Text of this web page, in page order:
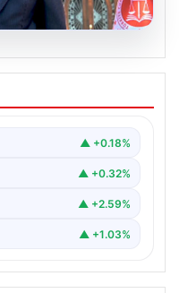
Yasa
Hukuk
mücadelede yeni bir
Meclis'te kabul…
▲ +0.18%
▲ +0.32%
▲ +2.59%
▲ +1.03%